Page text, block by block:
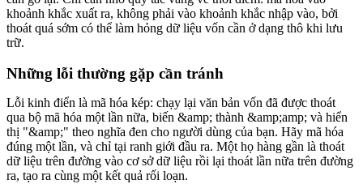
khoảnh khắc xuất ra, không phải vào khoảnh khắc nhập vào, bởi
thoát quá sớm có thể làm hỏng dữ liệu vốn cần ở dạng thô khi lưu
trữ.
Những lỗi thường gặp cần tránh
Lỗi kinh điển là mã hóa kép: chạy lại văn bản vốn đã được thoát
qua bộ mã hóa một lần nữa, biến &amp; thành &amp;amp; và hiển
thị "&amp;" theo nghĩa đen cho người dùng của bạn. Hãy mã hóa
đúng một lần, và chỉ tại ranh giới đầu ra. Một họ hàng gần là thoát
dữ liệu trên đường vào cơ sở dữ liệu rồi lại thoát lần nữa trên đường
ra, tạo ra cùng một kết quả rối loạn.